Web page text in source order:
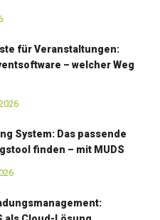
für Veranstaltungen:
– welcher Weg
System: Das passende
finden – mit MUDS